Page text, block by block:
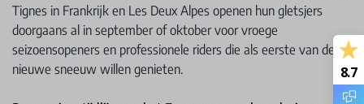
Tignes in Frankrijk en Les Deux Alpes openen hun gletsjers
doorgaans al in september of oktober voor vroege
seizoensopeners en professionele riders die als eerste van de
nieuwe sneeuw willen genieten.
8.7